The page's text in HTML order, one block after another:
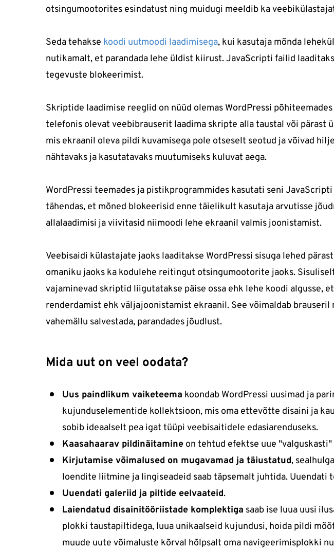
otsingumootorites esindatust ning muidugi meeldib ka
Seda tehakse koodi uutmoodi laadimisega, kui kasutaja mõnda
nutikamalt, et parandada lehe üldist kiirust. JavaScripti failid
tegevuste blokeerimist.
Skriptide laadimise reeglid on nüüd olemas WordPressi
telefonis olevat veebibrauserit laadima skripte alla taustal või pärast
mis ekraanil oleva pildi kuvamisega pole otseselt seotud ja võivad
nähtavaks ja kasutatavaks muutumiseks kuluvat aega.
WordPressi teemades ja pistikprogrammides kasutati seni
tähendas, et mõned blokeerisid enne täielikult kasutaja arvutisse
allalaadimisi ja viivitasid niimoodi lehe ekraanil valmis joonistamist.
Veebisaidi külastajate jaoks laaditakse WordPressi sisuga lehed
omaniku jaoks ka kodulehe reitingut otsingumootorite jaoks.
vajaminevad skriptid liigutatakse päise ossa ehk lehe koodi algusse,
renderdamist ehk väljajoonistamist ekraanil. See võimaldab brauseril
vahemällu salvestada, parandades jõudlust.
Mida uut on veel oodata?
Uus paindlikum vaiketeema koondab WordPressi uusimad ja
kujunduselementide kollektsioon, mis oma ettevõtte disaini ja
sobib ideaalselt pea igat tüüpi veebisaitidele edasiarenduseks.
Kaasahaarav pildinäitamine on tehtud efektse uue
Kirjutamise võimalused on mugavamad ja täiustatud,
loendite liitmine ja lingiseadeid saab täpsemalt juhtida. Uuendati
Uuendati galeriid ja piltide eelvaateid.
Laiendatud disainitööriistade komplektiga saab ise luua uusi
plokki taustapiltidega, luua unikaalseid kujundusi, hoida pildi
muude uute võimaluste kõrval hõlpsalt oma navigeerimisplokki